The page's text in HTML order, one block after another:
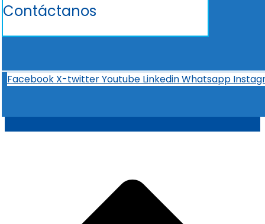
Contáctanos
Facebook X-twitterYoutube LinkedinWhatsapp